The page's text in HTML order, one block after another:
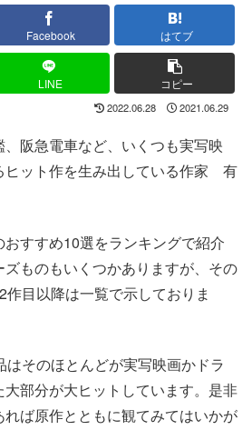
Facebook はてブ
LINE コピー
2022.06.28 2021.06.29
阪急電車など、いくつも実写映
ヒット作を生み出している作家 有
すすめ10選をランキングで紹介
ズものもいくつかありますが、その
目以降は一覧で示しておりま
はそのほとんどが実写映画かドラ
部分が大ヒットしています。是非
ば原作とともに観てみてはいかが